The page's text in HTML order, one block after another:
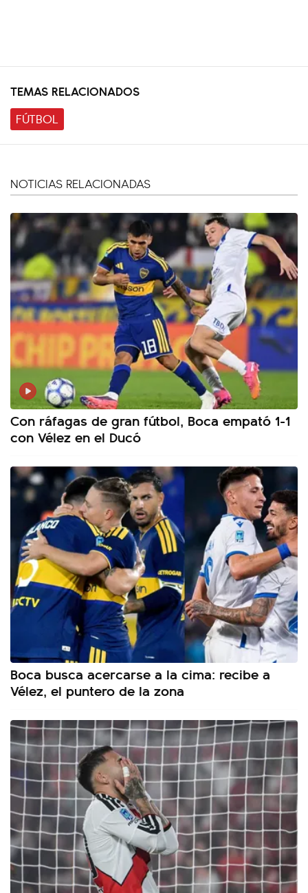
TEMAS RELACIONADOS
FÚTBOL
NOTICIAS RELACIONADAS
Con ráfagas de gran fútbol, Boca empató 1-1
con Vélez en el Ducó
Boca busca acercarse a la cima: recibe a
Vélez, el puntero de la zona